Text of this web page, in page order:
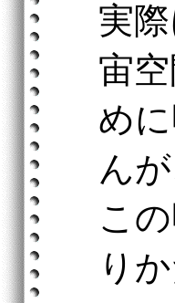
実
宙
め
ん
こ
り